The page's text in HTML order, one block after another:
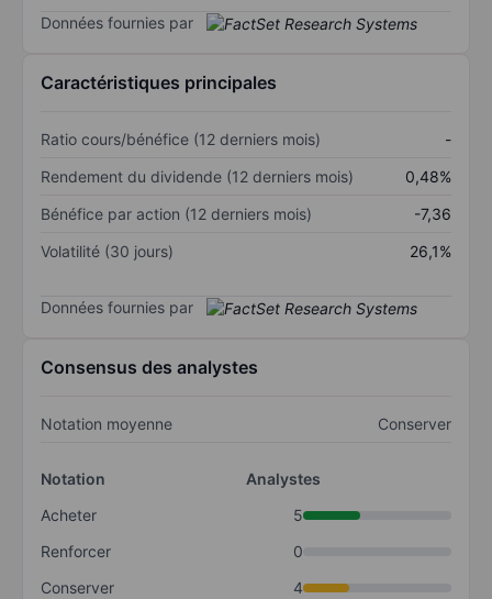
Données fournies par
Caractéristiques principales
Ratio cours/bénéfice (12 derniers mois)
-
Rendement du dividende (12 derniers mois)
0,48%
Bénéfice par action (12 derniers mois)
-7,36
Volatilité (30 jours)
26,1%
Données fournies par
Consensus des analystes
Notation moyenne Conserver
Notation
Analystes
Acheter
5
Renforcer
0
Conserver
4